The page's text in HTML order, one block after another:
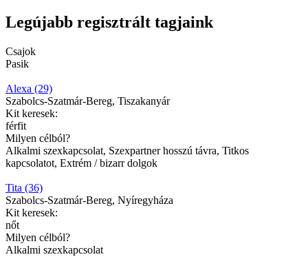
Legújabb regisztrált tagjaink
Csajok
Pasik
Alexa (29)
Szabolcs-Szatmár-Bereg, Tiszakanyár
Kit keresek:
férfit
Milyen célból?
Alkalmi szexkapcsolat, Szexpartner hosszú távra, Titkos
kapcsolatot, Extrém / bizarr dolgok
Tita (36)
Szabolcs-Szatmár-Bereg, Nyíregyháza
Kit keresek:
nőt
Milyen célból?
Alkalmi szexkapcsolat